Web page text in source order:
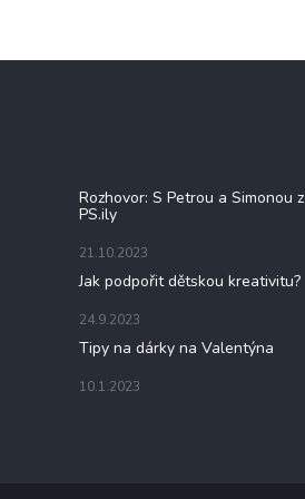
Rozhovor: S Petrou a Simonou z
PS.ily
21.10.2023
Jak podpořit dětskou kreativitu?
24.9.2023
Tipy na dárky na Valentýna
10.1.2023